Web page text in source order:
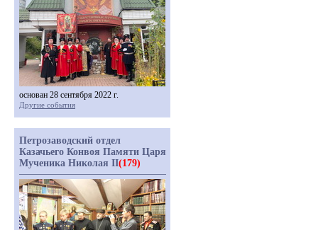
основан 28 сентября 2022 г.
Другие события
Петрозаводский отдел
Казачьего Конвоя Памяти Царя
Мученика Николая II(179)